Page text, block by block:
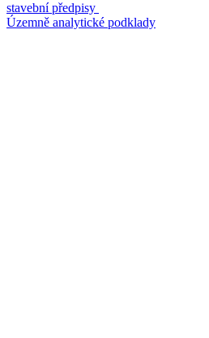
stavební předpisy
Územně analytické podklady